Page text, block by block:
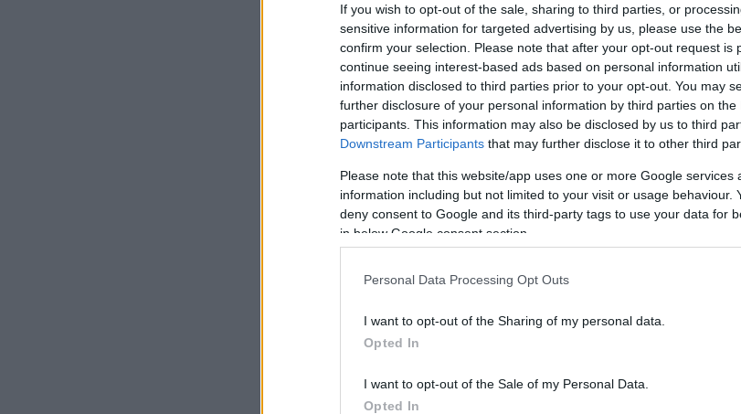
If you wish to opt-out of the sale, sharing to third parties, or
sensitive information for targeted advertising by us, please use the
confirm your selection. Please note that after your opt-out request is
continue seeing interest-based ads based on personal information
information disclosed to third parties prior to your opt-out. You may
further disclosure of your personal information by third parties on the
participants. This information may also be disclosed by us to third
Downstream Participants that may further disclose it to other third
Please note that this website/app uses one or more Google services
information including but not limited to your visit or usage behaviour.
deny consent to Google and its third-party tags to use your data for
in below Google consent section.
Personal Data Processing Opt Outs
I want to opt-out of the Sharing of my personal data.
Opted In
I want to opt-out of the Sale of my Personal Data.
Opted In